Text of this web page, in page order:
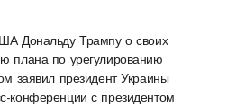
плана по урегулированию
заявил президент Украины
конференции с президентом